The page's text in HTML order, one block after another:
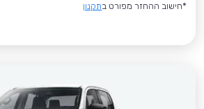
*חישוב ההחזר מפורט בתקנון